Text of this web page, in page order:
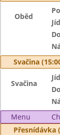
Oběd
Svačina
Svačina
Menu
Přesnídávka